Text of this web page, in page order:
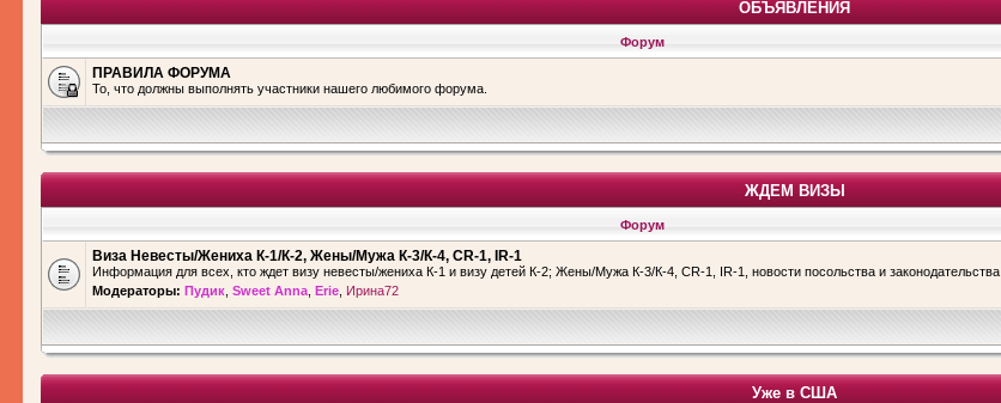
ОБЪЯВЛЕНИЯ
Форум
ПРАВИЛА ФОРУМА
То, что должны выполнять участники нашего любимого форума.
ЖДЕМ ВИЗЫ
Форум
Виза Невесты/Жениха К-1/К-2, Жены/Мужа К-3/К-4, CR-1, IR-1
Информация для всех, кто ждет визу невесты/жениха К-1 и визу детей К-2; Жены/Мужа К-3/К-4, CR-1, IR-1, новости посольства и законодательства.
Модераторы: Пудик Sweet Anna Erie Ирина72
Уже в США